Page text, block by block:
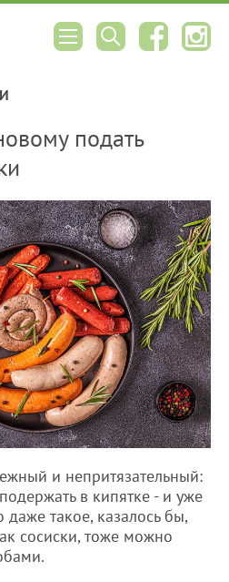
подать
и непритязательный:
в кипятке - и уже
такое, казалось бы,
сосиски, тоже можно